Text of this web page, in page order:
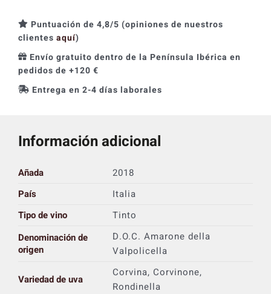
Puntuación de 4,8/5 (opiniones de nuestros
clientes aquí)
Envío gratuito dentro de la Península Ibérica en
pedidos de +120 €
Entrega en 2-4 días laborales
Información adicional
Añada
2018
País
Italia
Tipo de vino
Tinto
Denominación de
origen
D.O.C. Amarone della
Valpolicella
Variedad de uva
Corvina, Corvinone,
Rondinella